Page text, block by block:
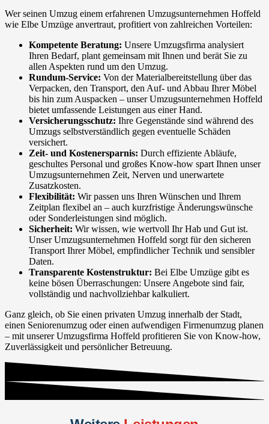
Wer seinen Umzug einem erfahrenen Umzugsunternehmen Hoffeld
wie Elbe Umzüge anvertraut, profitiert von zahlreichen Vorteilen:
Kompetente Beratung: Unsere Umzugsfirma analysiert
Ihren Bedarf, plant gemeinsam mit Ihnen und berät Sie zu
allen Aspekten rund um den Umzug.
Rundum-Service: Von der Materialbereitstellung über das
Verpacken, den Transport, den Auf- und Abbau Ihrer Möbel
bis hin zum Auspacken – unser Umzugsunternehmen Hoffeld
bietet umfassende Leistungen aus einer Hand.
Versicherungsschutz: Ihre Gegenstände sind während des
Umzugs selbstverständlich gegen eventuelle Schäden
versichert.
Zeit- und Kostenersparnis: Durch effiziente Abläufe,
geschultes Personal und großes Know-how spart Ihnen unser
Umzugsunternehmen Zeit, Nerven und unerwartete
Zusatzkosten.
Flexibilität: Wir passen uns Ihren Wünschen und Ihrem
Zeitplan flexibel an – auch kurzfristige Änderungswünsche
oder Sonderleistungen sind möglich.
Sicherheit: Wir wissen, wie wertvoll Ihr Hab und Gut ist.
Unser Umzugsunternehmen Hoffeld sorgt für den sicheren
Transport Ihrer Möbel, empfindlicher Technik und sensibler
Daten.
Transparente Kostenstruktur: Bei Elbe Umzüge gibt es
keine bösen Überraschungen: Unsere Angebote sind fair,
vollständig und nachvollziehbar kalkuliert.
Ganz gleich, ob Sie einen privaten Umzug innerhalb der Stadt,
einen Seniorenumzug oder einen aufwendigen Firmenumzug planen
– mit unserer Umzugsfirma Hoffeld profitieren Sie von Know-how,
Zuverlässigkeit und persönlicher Betreuung.